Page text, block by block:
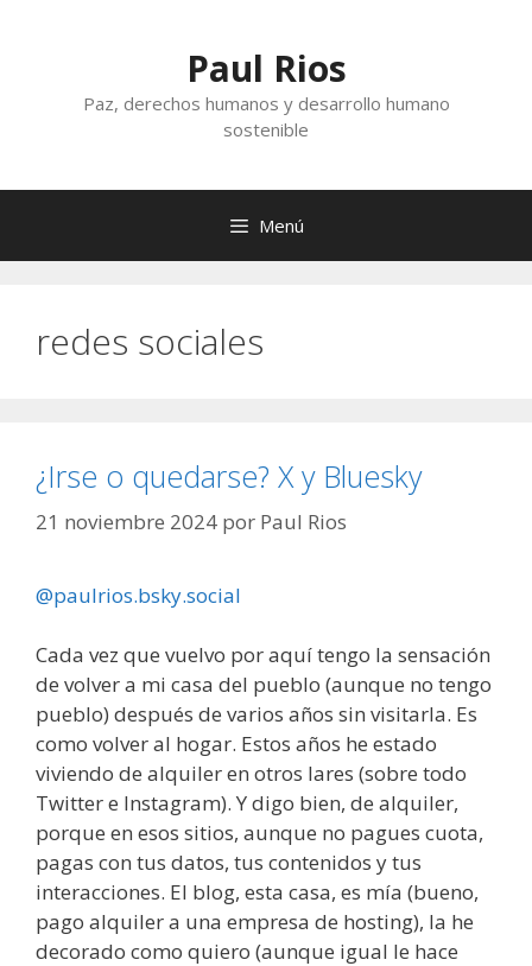
Paul Rios
Paz, derechos humanos y desarrollo humano
sostenible
Menú
redes sociales
¿Irse o quedarse? X y Bluesky
21 noviembre 2024 por Paul Rios
@paulrios.bsky.social
Cada vez que vuelvo por aquí tengo la sensación
de volver a mi casa del pueblo (aunque no tengo
pueblo) después de varios años sin visitarla. Es
como volver al hogar. Estos años he estado
viviendo de alquiler en otros lares (sobre todo
Twitter e Instagram). Y digo bien, de alquiler,
porque en esos sitios, aunque no pagues cuota,
pagas con tus datos, tus contenidos y tus
interacciones. El blog, esta casa, es mía (bueno,
pago alquiler a una empresa de hosting), la he
decorado como quiero (aunque igual le hace